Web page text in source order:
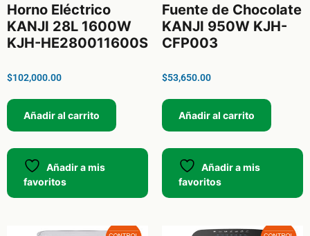
Horno Eléctrico
KANJI 28L 1600W
KJH-HE280011600S
$102,000.00
Añadir al carrito
Añadir a mis
favoritos
Fuente de Chocolate
KANJI 950W KJH-
CFP003
$53,650.00
Añadir al carrito
Añadir a mis
favoritos